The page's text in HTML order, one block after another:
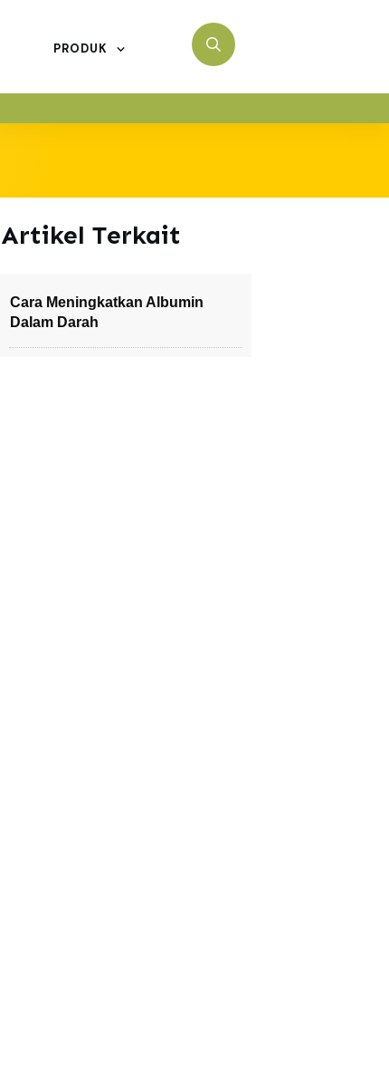
PRODUK
Artikel Terkait
Cara Meningkatkan Albumin
Dalam Darah